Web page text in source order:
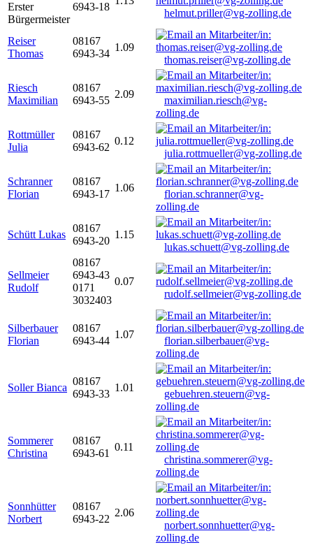
Erster
Bürgermeister
6943-18
helmut.priller@vg-zolling.de
Reiser
Thomas
08167
6943-34
1.09
thomas.reiser@vg-zolling.de
Riesch
Maximilian
08167
6943-55
2.09
maximilian.riesch@vg-
zolling.de
Rottmüller
Julia
08167
6943-62
0.12
julia.rottmueller@vg-zolling.de
Schranner
Florian
08167
6943-17
1.06
florian.schranner@vg-
zolling.de
Schütt Lukas
08167
6943-20
1.15
lukas.schuett@vg-zolling.de
Sellmeier
Rudolf
08167
6943-43
0171
3032403
0.07
rudolf.sellmeier@vg-zolling.de
Silberbauer
Florian
08167
6943-44
1.07
florian.silberbauer@vg-
zolling.de
Soller Bianca
08167
6943-33
1.01
gebuehren.steuern@vg-
zolling.de
Sommerer
Christina
08167
6943-61
0.11
christina.sommerer@vg-
zolling.de
Sonnhütter
Norbert
08167
6943-22
2.06
norbert.sonnhuetter@vg-
zolling.de